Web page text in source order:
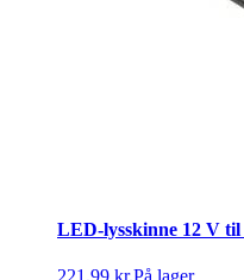
LED-lysskinne 12 V til